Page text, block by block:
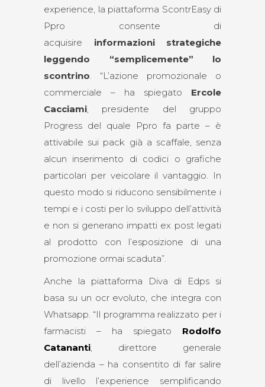
experience, la piattaforma ScontrEasy di
Ppro consente di
acquisire informazioni strategiche
leggendo “semplicemente” lo
scontrino. “L’azione promozionale o
commerciale – ha spiegato Ercole
Cacciami, presidente del gruppo
Progress del quale Ppro fa parte – è
attivabile sui pack già a scaffale, senza
alcun inserimento di codici o grafiche
particolari per veicolare il vantaggio. In
questo modo si riducono sensibilmente i
tempi e i costi per lo sviluppo dell’attività
e non si generano impatti ex post legati
al prodotto con l’esposizione di una
promozione ormai scaduta”.
Anche la piattaforma Diva di Edps si
basa su un ocr evoluto, che integra con
Whatsapp. “Il programma realizzato per i
farmacisti – ha spiegato Rodolfo
Catananti, direttore generale
dell’azienda – ha consentito di far salire
di livello l’experience semplificando